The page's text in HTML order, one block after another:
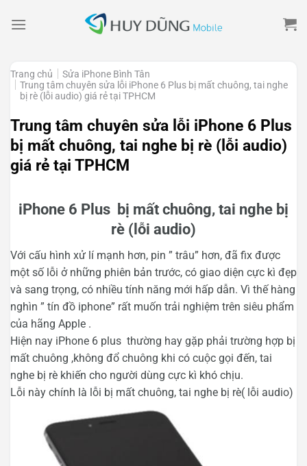
Trang chủ
Sửa iPhone Bình Tân
Trung tâm chuyên sửa lỗi iPhone 6 Plus bị mất chuông, tai nghe
bị rè (lỗi audio) giá rẻ tại TPHCM
Trung tâm chuyên sửa lỗi iPhone 6 Plus
bị mất chuông, tai nghe bị rè (lỗi audio)
giá rẻ tại TPHCM
iPhone 6 Plus bị mất chuông, tai nghe bị
rè (lỗi audio)
Với cấu hình xử lí mạnh hơn, pin ” trâu” hơn, đã fix được
một số lỗi ở những phiên bản trước, có giao diện cực kì đẹp
và sang trọng, có nhiều tính năng mới hấp dẫn. Vì thế hàng
nghìn ” tín đồ iphone” rất muốn trải nghiệm trên siêu phẩm
của hãng Apple .
Hiện nay iPhone 6 plus thường hay gặp phải trường hợp bị
mất chuông ,không đổ chuông khi có cuộc gọi đến, tai
nghe bị rè khiến cho người dùng cực kì khó chịu.
Lỗi này chính là lỗi bị mất chuông, tai nghe bị rè( lỗi audio)